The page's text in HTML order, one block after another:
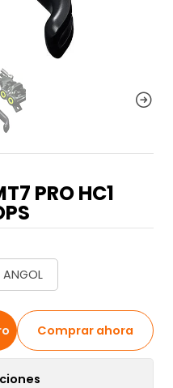
PRO HC1
Comprar ahora